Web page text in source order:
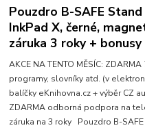
Pouzdro B-SAFE
InkPad X, černé,
záruka 3 roky +
AKCE NA TENTO MĚSÍC:
programy, slovníky atd. (v
balíčky eKnihovna.cz + výběr CZ
ZDARMA odborná podpora na
záruka na 3 roky Pouzdro B-SAFE